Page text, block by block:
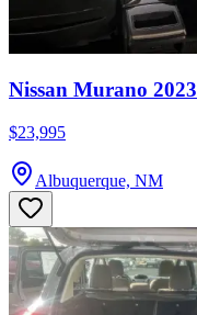
Nissan Murano 2023
$23,995
Albuquerque, NM